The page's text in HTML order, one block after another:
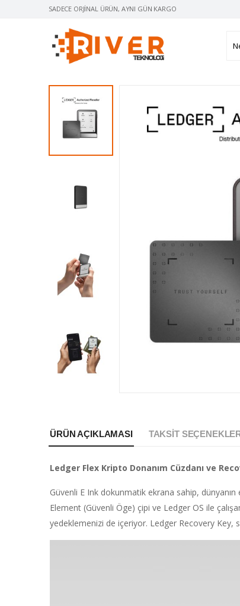
SADECE ORJINAL ÜRÜN, AYNI GÜN KARGO
ÜRÜN AÇIKLAMASI TAKSIT
Ledger Flex Kripto Donanım Cüzdanı ve
Güvenli E Ink dokunmatik ekrana sahip,
Element (Güvenli Öge) çipi ve Ledger OS ile
yedeklemenizi de içeriyor. Ledger Recovery Key,